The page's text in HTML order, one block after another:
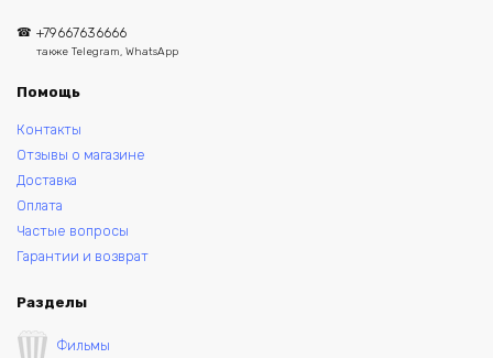
+79667636666
также Telegram, WhatsApp
Помощь
Контакты
Отзывы о магазине
Доставка
Оплата
Частые вопросы
Гарантии и возврат
Разделы
Фильмы